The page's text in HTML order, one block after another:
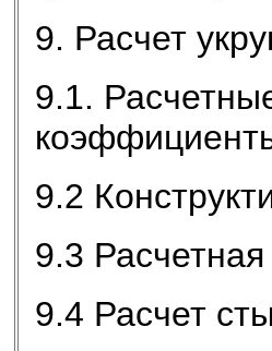
9. Расчет
9.1.
9.2
9.3
9.4 Расчет